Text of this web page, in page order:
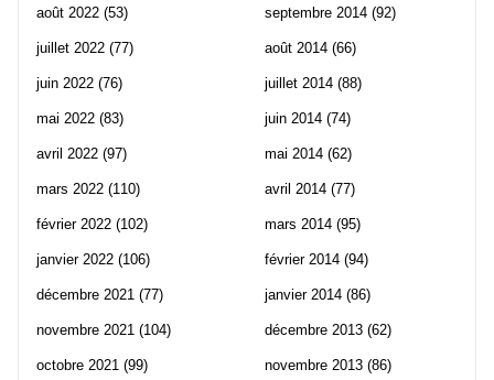
août 2022 (53)
juillet 2022 (77)
juin 2022 (76)
mai 2022 (83)
avril 2022 (97)
mars 2022 (110)
février 2022 (102)
janvier 2022 (106)
décembre 2021 (77)
novembre 2021 (104)
octobre 2021 (99)
septembre 2014 (92)
août 2014 (66)
juillet 2014 (88)
juin 2014 (74)
mai 2014 (62)
avril 2014 (77)
mars 2014 (95)
février 2014 (94)
janvier 2014 (86)
décembre 2013 (62)
novembre 2013 (86)